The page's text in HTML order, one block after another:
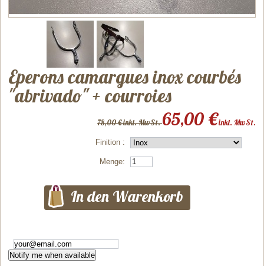
Eperons camargues inox courbés
"abrivado" + courroies
78,00 € inkl. MwSt.65,00 €inkl. MwSt.
Finition :
Menge:
Notify me when available